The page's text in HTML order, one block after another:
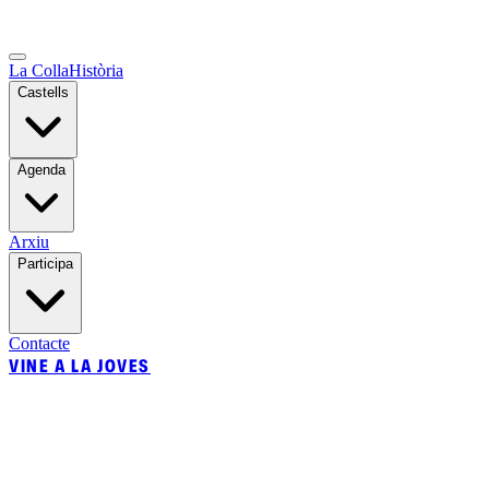
La CollaHistòria
Castells
Agenda
Arxiu
Participa
Contacte
VINE A LA JOVES